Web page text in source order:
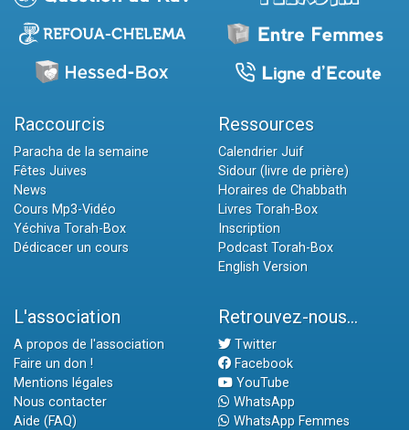
Raccourcis
Paracha de la semaine
Fêtes Juives
News
Cours Mp3-Vidéo
Yéchiva Torah-Box
Dédicacer un cours
Ressources
Calendrier Juif
Sidour (livre de prière)
Horaires de Chabbath
Livres Torah-Box
Inscription
Podcast Torah-Box
English Version
L'association
A propos de l'association
Faire un don !
Mentions légales
Nous contacter
Aide (FAQ)
Retrouvez-nous...
Twitter
Facebook
YouTube
WhatsApp
WhatsApp Femmes